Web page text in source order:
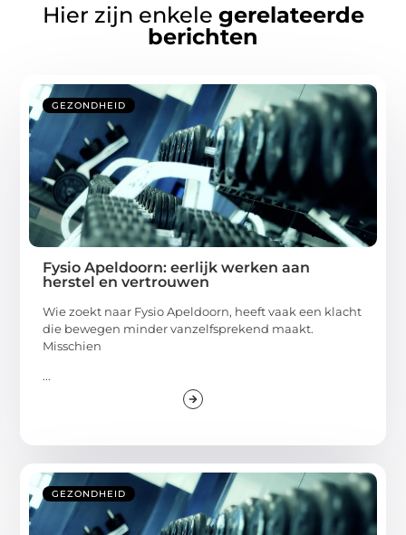
Hier zijn enkele gerelateerde
berichten
GEZONDHEID
Fysio Apeldoorn: eerlijk werken aan
herstel en vertrouwen
Wie zoekt naar Fysio Apeldoorn, heeft vaak een klacht
die bewegen minder vanzelfsprekend maakt.
Misschien
...
GEZONDHEID